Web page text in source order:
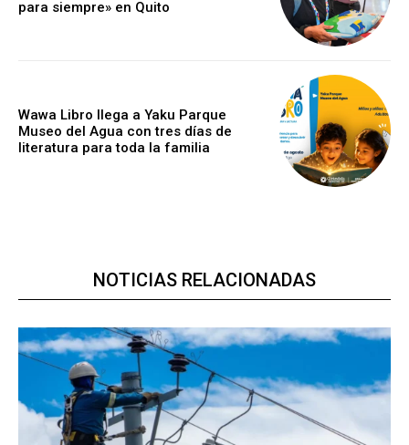
para siempre» en Quito
Wawa Libro llega a Yaku Parque
Museo del Agua con tres días de
literatura para toda la familia
NOTICIAS RELACIONADAS